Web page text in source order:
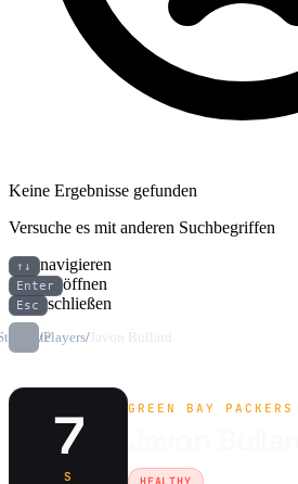
Keine Ergebnisse gefunden
Versuche es mit anderen Suchbegriffen
↑↓ navigieren
Enter öffnen
Esc schließen
/Players/ Javon Bullard
7
S
GREEN BAY
HEALTHY